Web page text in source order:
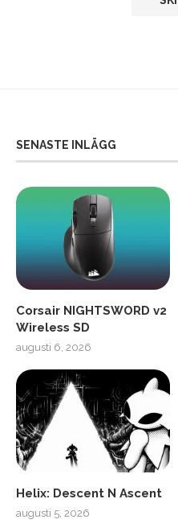
SENASTE INLÄGG
Corsair NIGHTSWORD v2
Wireless SD
augusti 6, 2026
Helix: Descent N Ascent
augusti 5, 2026